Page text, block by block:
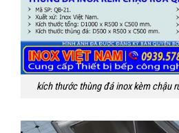
kích thước thùng đá inox kèm chậu